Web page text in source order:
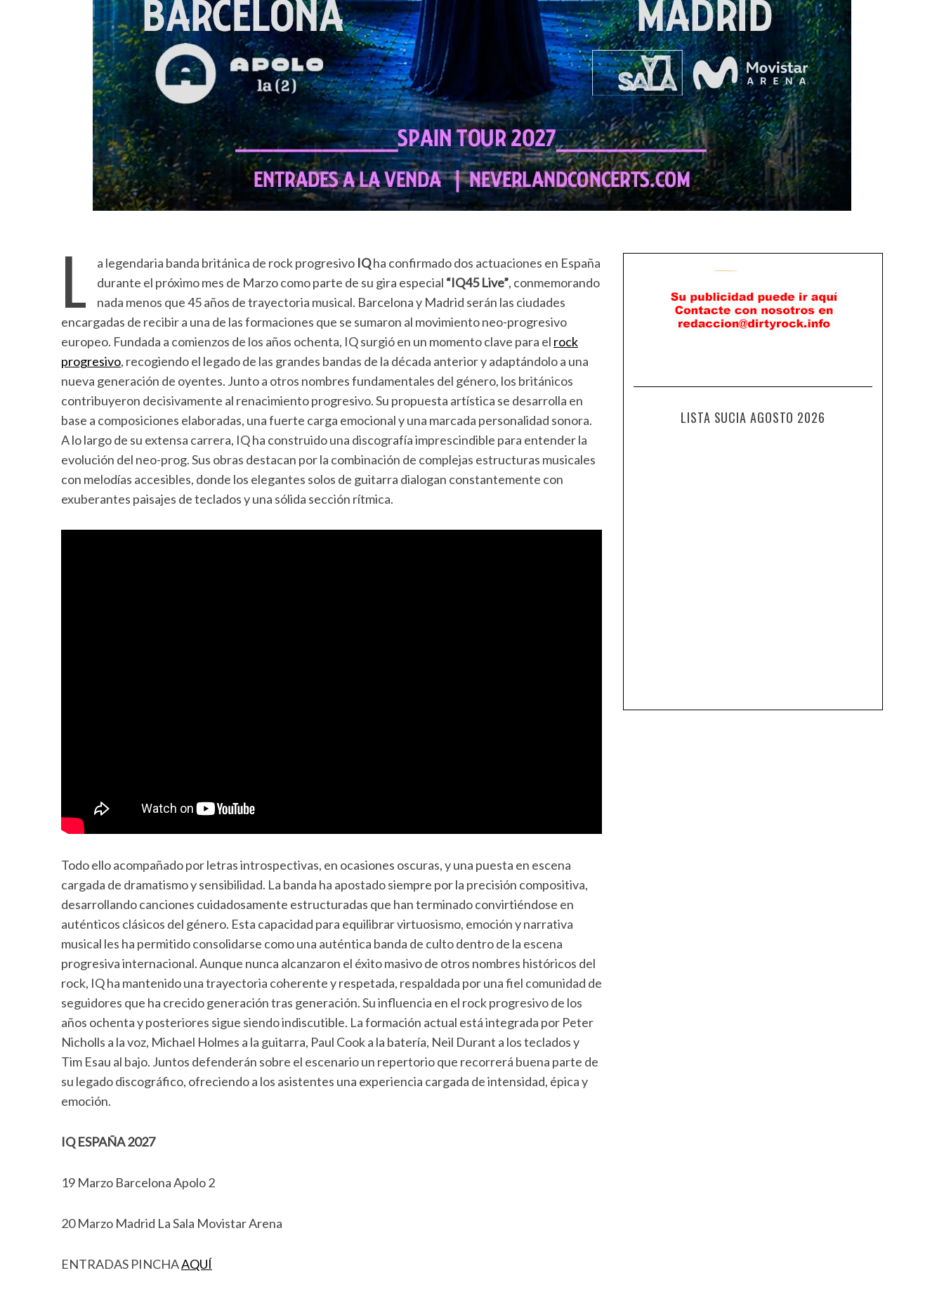
L a legendaria banda británica de rock progresivo IQha confirmado dos actuaciones en España
durante el próximo mes de Marzo como parte de su gira especial “IQ45 Live”, conmemorando
nada menos que 45 años de trayectoria musical. Barcelona y Madrid serán las ciudades
encargadas de recibir a una de las formaciones que se sumaron al movimiento neo-progresivo
europeo. Fundada a comienzos de los años ochenta, IQ surgió en un momento clave para el rock
progresivo, recogiendo el legado de las grandes bandas de la década anterior y adaptándolo a una
nueva generación de oyentes. Junto a otros nombres fundamentales del género, los británicos
contribuyeron decisivamente al renacimiento progresivo. Su propuesta artística se desarrolla en
base a composiciones elaboradas, una fuerte carga emocional y una marcada personalidad sonora.
A lo largo de su extensa carrera, IQ ha construido una discografía imprescindible para entender la
evolución del neo-prog. Sus obras destacan por la combinación de complejas estructuras musicales
con melodías accesibles, donde los elegantes solos de guitarra dialogan constantemente con
exuberantes paisajes de teclados y una sólida sección rítmica.
Todo ello acompañado por letras introspectivas, en ocasiones oscuras, y una puesta en escena
cargada de dramatismo y sensibilidad. La banda ha apostado siempre por la precisión compositiva,
desarrollando canciones cuidadosamente estructuradas que han terminado convirtiéndose en
auténticos clásicos del género. Esta capacidad para equilibrar virtuosismo, emoción y narrativa
musical les ha permitido consolidarse como una auténtica banda de culto dentro de la escena
progresiva internacional. Aunque nunca alcanzaron el éxito masivo de otros nombres históricos del
rock, IQ ha mantenido una trayectoria coherente y respetada, respaldada por una fiel comunidad de
seguidores que ha crecido generación tras generación. Su influencia en el rock progresivo de los
años ochenta y posteriores sigue siendo indiscutible. La formación actual está integrada por Peter
Nicholls a la voz, Michael Holmes a la guitarra, Paul Cook a la batería, Neil Durant a los teclados y
Tim Esau al bajo. Juntos defenderán sobre el escenario un repertorio que recorrerá buena parte de
su legado discográfico, ofreciendo a los asistentes una experiencia cargada de intensidad, épica y
emoción.
IQ ESPAÑA 2027
19 Marzo Barcelona Apolo 2
20 Marzo Madrid La Sala Movistar Arena
ENTRADAS PINCHAAQUÍ
LISTA SUCIA AGOSTO 2026